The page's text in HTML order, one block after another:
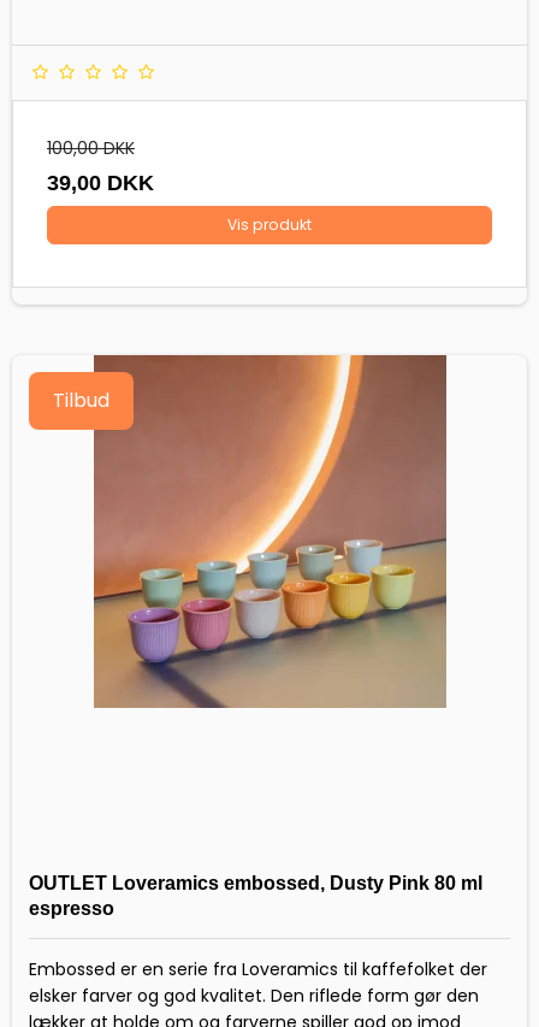
100,00 DKK
39,00 DKK
Vis produkt
Tilbud
OUTLET Loveramics embossed, Dusty Pink 80 ml
espresso
Embossed er en serie fra Loveramics til kaffefolket der
elsker farver og god kvalitet. Den riflede form gør den